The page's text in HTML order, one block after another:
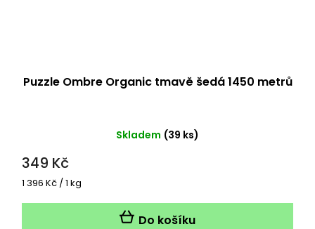
Puzzle Ombre Organic tmavě šedá 1450 metrů
Skladem (39 ks)
349 Kč
Měrná
1 396 Kč / 1 kg
Do košíku